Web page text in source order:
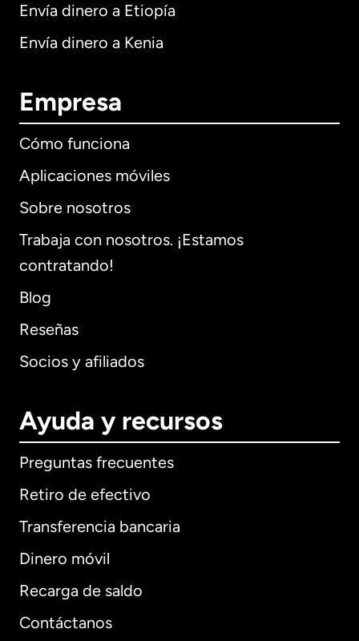
Envía dinero a Etiopía
Envía dinero a Kenia
Empresa
Cómo funciona
Aplicaciones móviles
Sobre nosotros
Trabaja con nosotros. ¡Estamos
contratando!
Blog
Reseñas
Socios y afiliados
Ayuda y recursos
Preguntas frecuentes
Retiro de efectivo
Transferencia bancaria
Dinero móvil
Recarga de saldo
Contáctanos